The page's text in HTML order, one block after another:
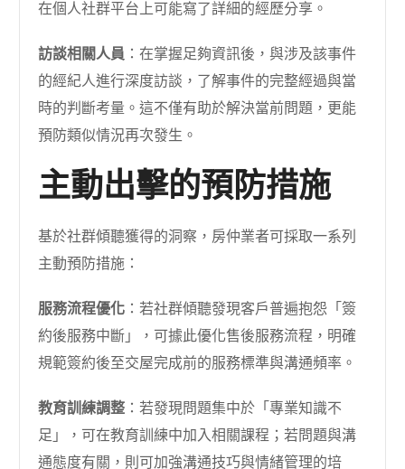
在個人社群平台上可能寫了詳細的經歷分享。
訪談相關人員 ：在掌握足夠資訊後，與涉及該事件
的經紀人進行深度訪談，了解事件的完整經過與當
時的判斷考量。這不僅有助於解決當前問題，更能
預防類似情況再次發生。
主動出擊的預防措施
基於社群傾聽獲得的洞察，房仲業者可採取一系列
主動預防措施：
服務流程優化 ：若社群傾聽發現客戶普遍抱怨「簽
約後服務中斷」，可據此優化售後服務流程，明確
規範簽約後至交屋完成前的服務標準與溝通頻率。
教育訓練調整 ：若發現問題集中於「專業知識不
足」，可在教育訓練中加入相關課程；若問題與溝
通態度有關，則可加強溝通技巧與情緒管理的培